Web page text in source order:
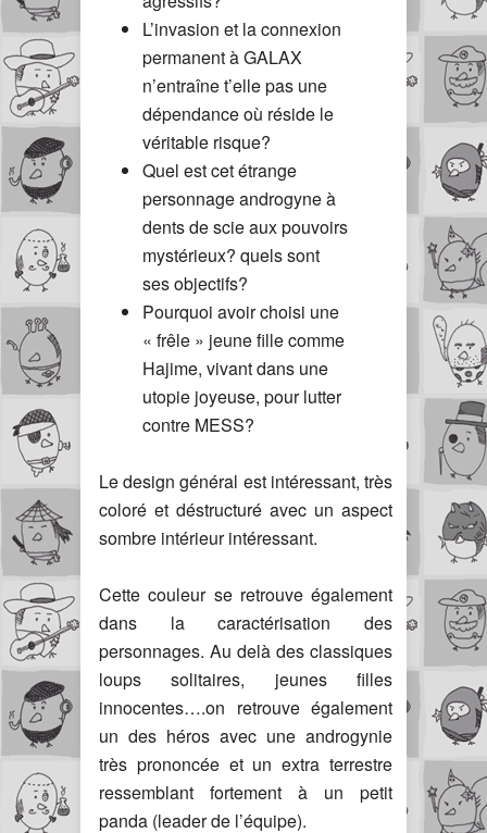
L’invasion et la connexion
permanent à GALAX
n’entraîne t’elle pas une
dépendance où réside le
véritable risque?
Quel est cet étrange
personnage androgyne à
dents de scie aux pouvoirs
mystérieux? quels sont
ses objectifs?
Pourquoi avoir choisi une
« frêle » jeune fille comme
Hajime, vivant dans une
utopie joyeuse, pour lutter
contre MESS?
Le design général est intéressant, très
coloré et déstructuré avec un aspect
sombre intérieur intéressant.
Cette couleur se retrouve également
dans la caractérisation des
personnages. Au delà des classiques
loups solitaires, jeunes filles
innocentes….on retrouve également
un des héros avec une androgynie
très prononcée et un extra terrestre
ressemblant fortement à un petit
panda (leader de l’équipe).